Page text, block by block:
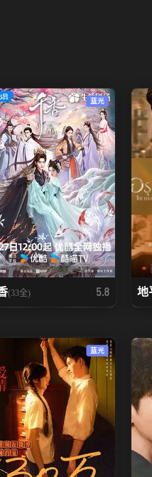
蓝光
(33全) 5.8 地
蓝光